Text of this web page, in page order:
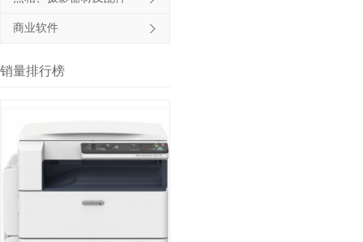
商业软件
销量排行榜